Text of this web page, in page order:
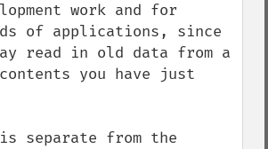
work and for
of applications, since
read in old data from a
you have just
separate from the